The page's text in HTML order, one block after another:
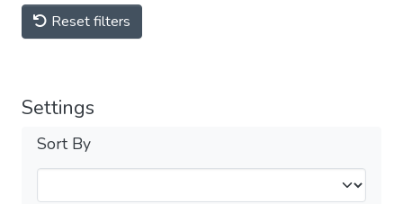
Reset filters
Settings
Sort By